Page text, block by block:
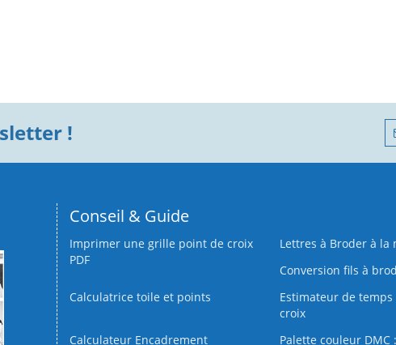
!
Conseil & Guide
Imprimer une grille point de croix
PDF
Lettres à Broder à la
Conversion fils à
Calculatrice toile et points
Estimateur de temps
croix
Calculateur Encadrement
Palette couleur DMC